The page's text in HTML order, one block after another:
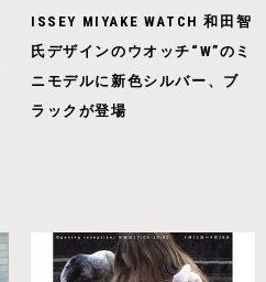
ISSEY MIYAKE WATCH 和田智
氏デザインのウオッチ“W”のミ
ニモデルに新色シルバー、ブ
ラックが登場